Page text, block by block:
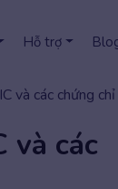
Hỗ trợ
và các chứng
và các